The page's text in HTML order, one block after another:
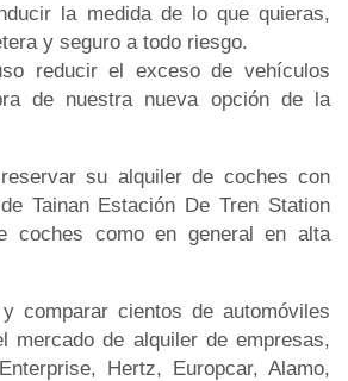
la medida de lo que quieras,
y seguro a todo riesgo.
reducir el exceso de vehículos
de nuestra nueva opción de la
su alquiler de coches con
Tainan Estación De Tren Station
coches como en general en alta
comparar cientos de automóviles
mercado de alquiler de empresas,
Hertz, Europcar, Alamo,